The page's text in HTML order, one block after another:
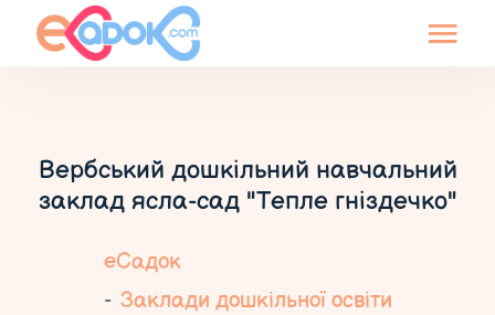
Вербський дошкільний навчальний
заклад ясла-сад "Тепле гніздечко"
еСадок
Заклади дошкільної освіти